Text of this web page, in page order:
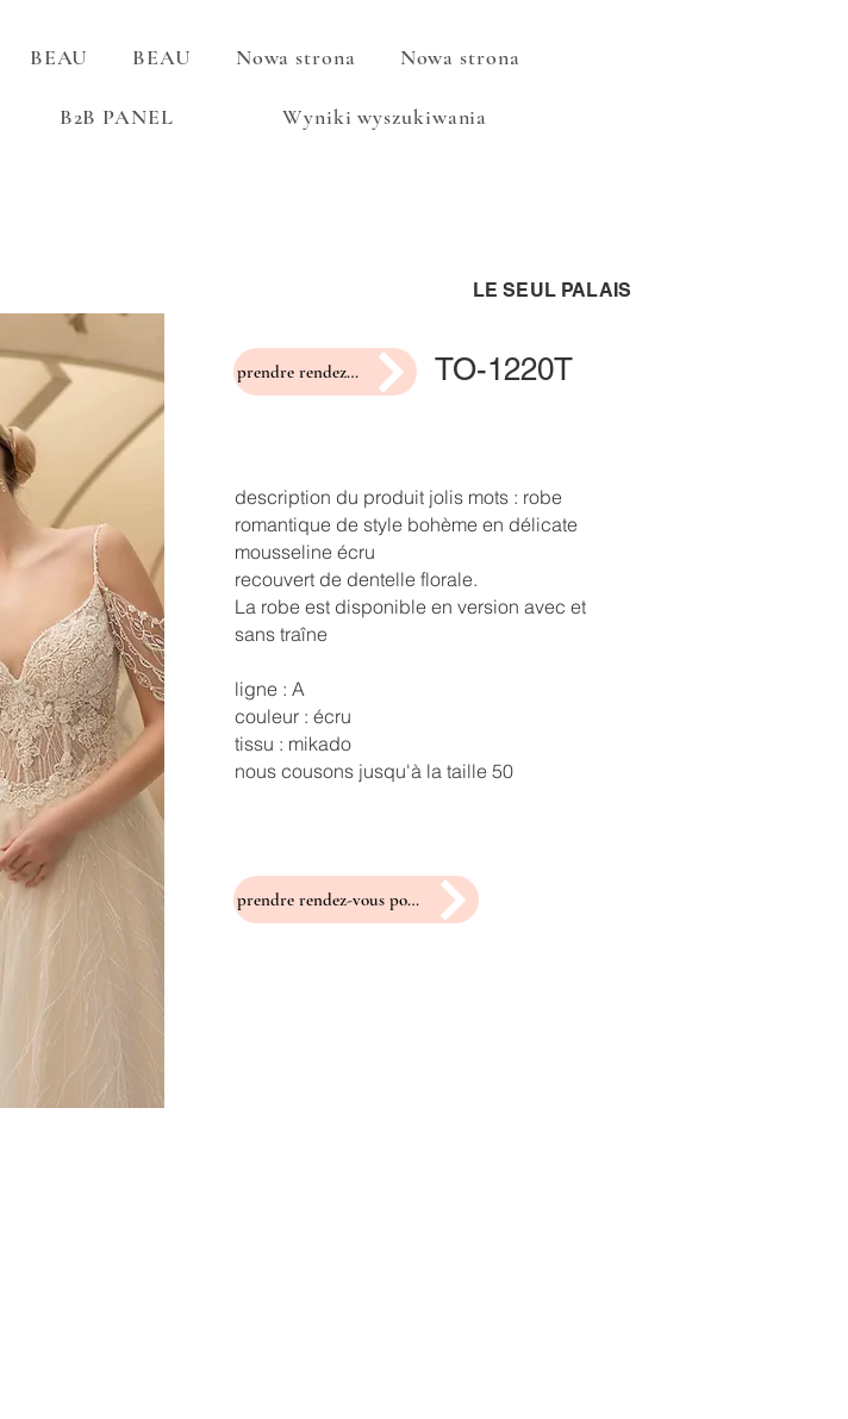
BEAU BEAU Nowa strona Nowa strona
B2B PANEL Wyniki wyszukiwania
LE SEUL PALAIS
prendre rendez-vous pour un essayage TO-1220T
description du produit jolis mots : robe
romantique de style bohème en délicate
mousseline écru
recouvert de dentelle florale.
La robe est disponible en version avec et
sans traîne
ligne : A
couleur : écru
tissu : mikado
nous cousons jusqu'à la taille 50
prendre rendez-vous pour un essayage